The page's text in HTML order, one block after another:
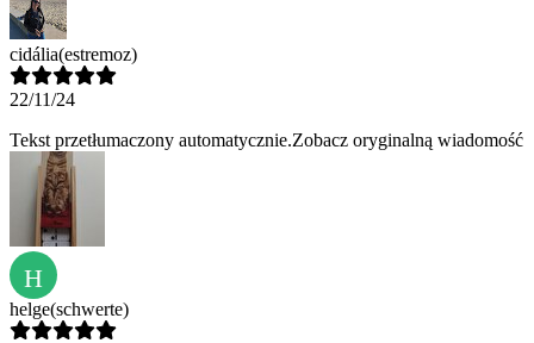
cidália(estremoz)
22/11/24
Tekst przetłumaczony automatycznie.Zobacz oryginalną wiadomość
H
helge(schwerte)